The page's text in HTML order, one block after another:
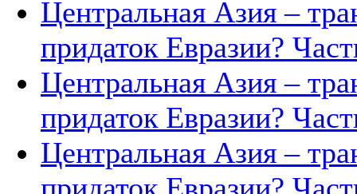
Центральная Азия –
придаток Евразии?
Центральная Азия –
придаток Евразии?
Центральная Азия –